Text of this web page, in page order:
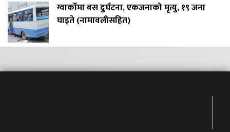
ग्वार्कोमा बस दुर्घटना, एकजनाको मृत्यु, १९ जना
घाइते (नामावलीसहित)